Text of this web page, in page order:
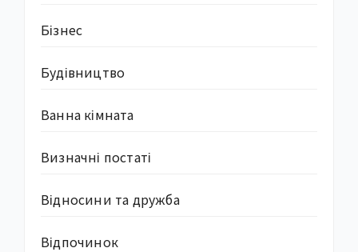
Бізнес
Будівництво
Ванна кімната
Визначні постаті
Відносини та дружба
Відпочинок